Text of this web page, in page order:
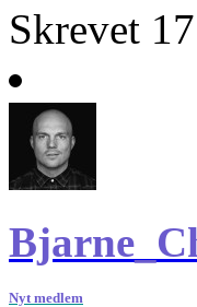
Skrevet
Nyt medlem